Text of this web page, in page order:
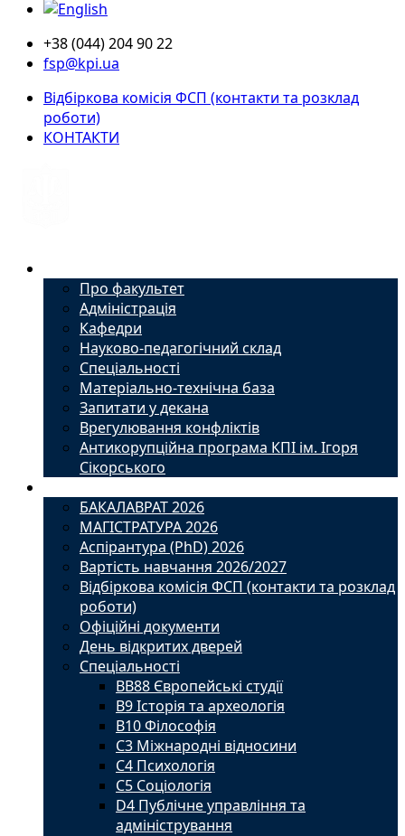
+38 (044) 204 90 22
fsp@kpi.ua
Відбіркова комісія ФСП (контакти та розклад
роботи)
КОНТАКТИ
Про факультет
Адміністрація
Кафедри
Науково-педагогічний склад
Спеціальності
Матеріально-технічна база
Запитати у декана
Врегулювання конфліктів
Антикорупційна програма КПІ ім. Ігоря
Сікорського
БАКАЛАВРАТ 2026
МАГІСТРАТУРА 2026
Аспірантура (PhD) 2026
Вартість навчання 2026/2027
Відбіркова комісія ФСП (контакти та розклад
роботи)
Офіційні документи
День відкритих дверей
Спеціальності
BВ88 Європейські студії
B9 Історія та археологія
B10 Філософія
C3 Міжнародні відносини
C4 Психологія
С5 Соціологія
D4 Публічне управління та
адміністрування